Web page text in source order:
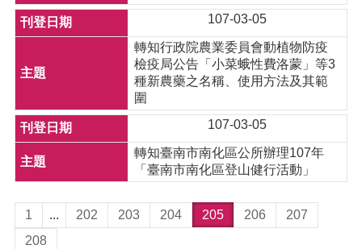
107-03-05
轉知行政院農業委員會動植物防疫
檢疫局公告「小菜蛾性費洛蒙」等3
種新農藥之名稱、使用方法及其範
圍
107-03-05
轉知臺南市南化區公所辦理107年
「臺南市南化區登山健行活動」
1 ... 202 203 204 205 206
207
208